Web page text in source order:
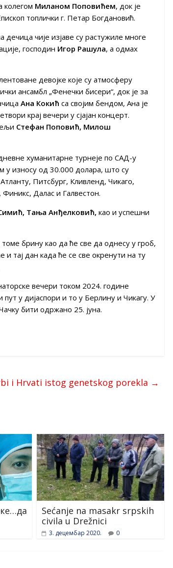
колегом Миланом Поповићем, док је
топлички г. Петар Богдановић.
чије изјаве су растужиле многе
господин Игор Рашула, а одмах
девојке које су атмосферу
ансамбл „Фенечки бисери“, док је за
Ана Кокић са својим бендом, Ана је
крај вечери у сјајан концерт.
Стефан Поповић, Милош
хуманитарне турнеје по САД-у
у износу од 30.000 долара, што су
Питсбург, Кливленд, Чикаго,
Далас и Галвестон.
Тања Анђелковић, као и успешни
брину као да ће све да однесу у гроб,
тај дан када ће се све окренути на ту
вечери током 2024. године
у дијаспори и то у Берлину и Чикагу. У
бити одржано 25. јуна.
i Hrvati istog genetskog porekla →
Sećanje na masakr srpskih
civila u Drežnici
3. децембар 2020. 0